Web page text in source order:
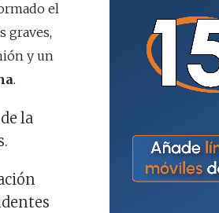
el
graves,
y un
.
de la